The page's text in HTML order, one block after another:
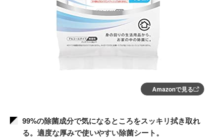
Amazonで見る
99%の除菌成分で気になるところをスッキリ拭き取れ
る。適度な厚みで使いやすい除菌シート。